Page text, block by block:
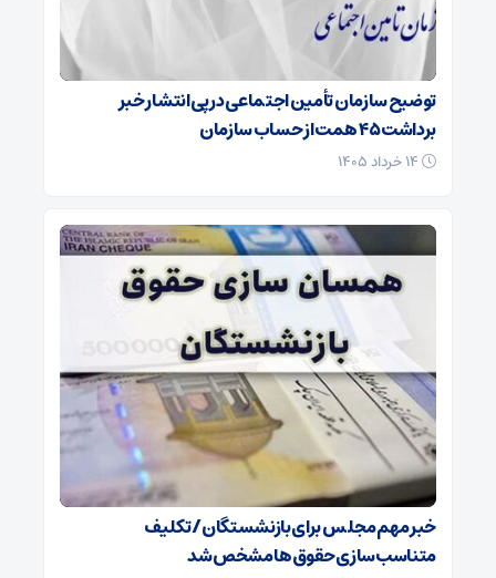
توضیح سازمان تأمین اجتماعی در پی انتشار خبر
برداشت ۴۵ همت از حساب سازمان
خبر مهم مجلس برای بازنشستگان/ تکلیف
متناسب‌سازی حقوق‌ها مشخص شد